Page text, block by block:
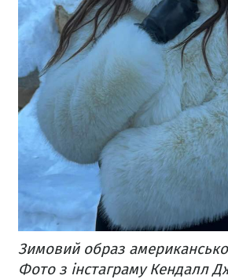
Зимовий образ
Фото з інстаграму Кендалл